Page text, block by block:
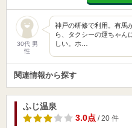
30代 男
性
神戸の研修で利用。有馬
ら、タクシーの運ちゃん
しい。ホ…
関連情報から探す
ふじ温泉
3.0点/ 20 件